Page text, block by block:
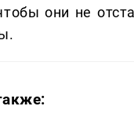
они не